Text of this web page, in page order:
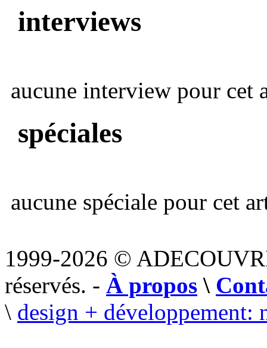
interviews
aucune interview pour cet
spéciales
aucune spéciale pour cet
1999-2026 ©
réservés. - À propos \
\ design + développement: